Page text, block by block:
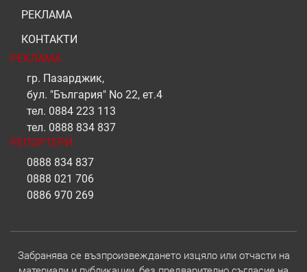
РЕКЛАМА
КОНТАКТИ
РЕКЛАМА
гр. Пазарджик,
бул. "България" No 22, ет.4
тел. 0884 223 113
тел. 0888 834 837
РЕПОРТЕРИ
0888 834 837
0888 021 706
0886 970 269
Забранява се възпроизвеждането изцяло или отчасти на